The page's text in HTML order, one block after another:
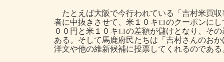
たとえば大阪で今行われている「吉村米買
者に中抜きさせて、米１０キロのクーポンに
００円と米１０キロの差額が儲けとなり、そ
ある。そして馬鹿府民たちは「吉村さんのお
洋文や他の維新候補に投票してくれるのである